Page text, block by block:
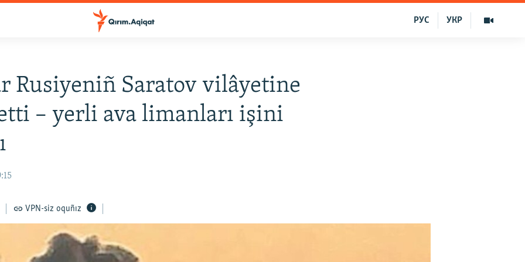
УКР
РУС
Rusiyeniñ Saratov vilâyetine
– yerli ava limanları işini
VPN-siz oquñız